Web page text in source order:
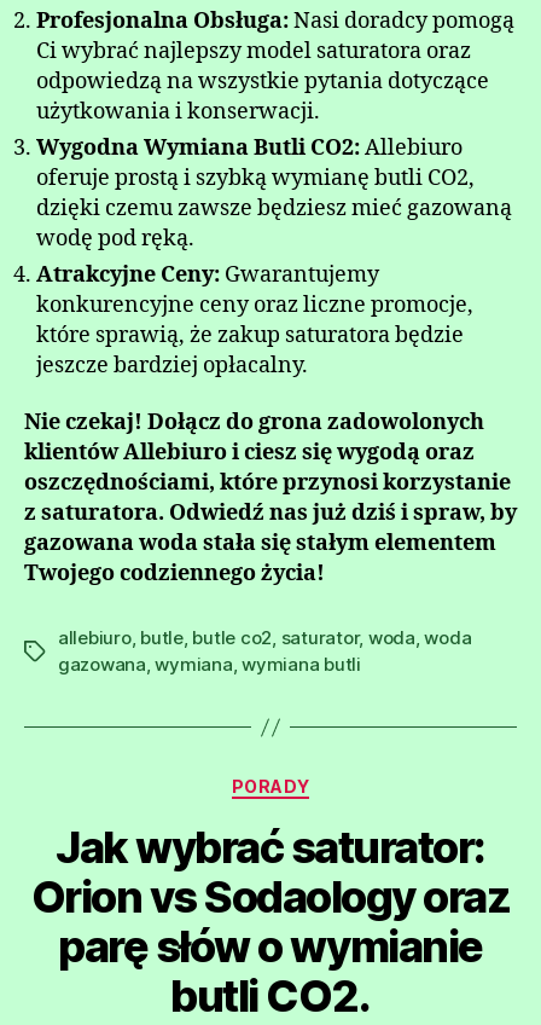
Profesjonalna Obsługa:Nasi doradcy pomogą
Ci wybrać najlepszy model saturatora oraz
odpowiedzą na wszystkie pytania dotyczące
użytkowania i konserwacji.
Wygodna Wymiana Butli CO2:Allebiuro
oferuje prostą i szybką wymianę butli CO2,
dzięki czemu zawsze będziesz mieć gazowaną
wodę pod ręką.
Atrakcyjne Ceny: Gwarantujemy
konkurencyjne ceny oraz liczne promocje,
które sprawią, że zakup saturatora będzie
jeszcze bardziej opłacalny.
Nie czekaj! Dołącz do grona zadowolonych
klientów Allebiuro i ciesz się wygodą oraz
oszczędnościami, które przynosi korzystanie
z saturatora. Odwiedź nas już dziś i spraw, by
gazowana woda stała się stałym elementem
Twojego codziennego życia!
Tagi
allebiuro, butle, butle co2, saturator, woda,woda
gazowana,wymiana,wymiana butli
Kategorie
PORADY
Jak wybrać saturator:
Orion vs Sodaology oraz
parę słów o wymianie
butli CO2.